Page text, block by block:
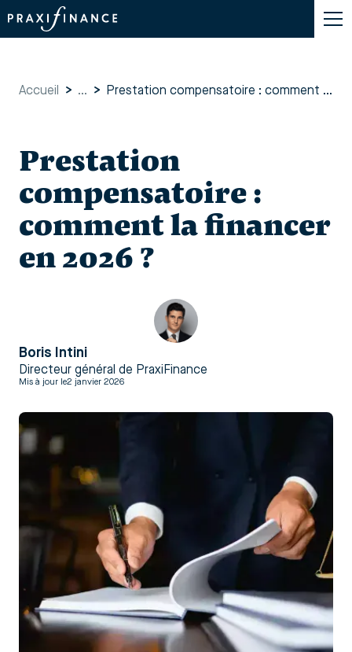
Accueil > ... > Prestation compensatoire : comment la financer en 2026 ?
Prestation
compensatoire :
comment la financer
en 2026 ?
Boris Intini
Directeur général de PraxiFinance
Mis à jour le2 janvier 2026